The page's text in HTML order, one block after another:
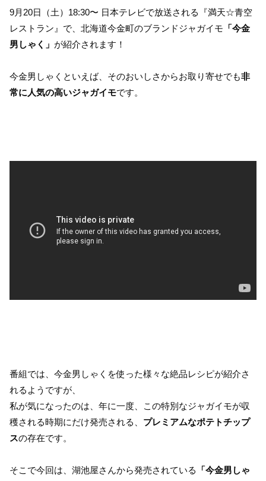
9月20日（土）18:30〜 日本テレビで放送される『満天☆青空
レストラン』で、北海道今金町のブランドジャガイモ 「今金
男しゃく」 が紹介されます！
今金男しゃくといえば、そのおいしさからお取り寄せでも非
常に人気の高いジャガイモです。
番組では、今金男しゃくを使った様々な絶品レシピが紹介さ
れるようですが、
私が気になったのは、年に一度、この特別なジャガイモが収
穫される時期にだけ発売される、 プレミアムなポテトチップ
スの存在です。
そこで今回は、湖池屋さんから発売されている
「今金男しゃ